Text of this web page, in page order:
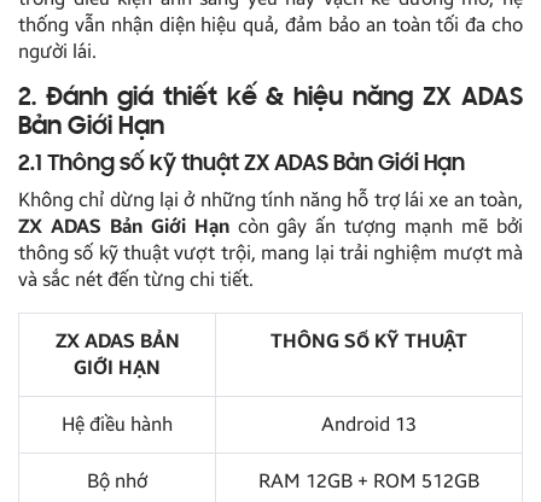
thống vẫn nhận diện hiệu quả, đảm bảo an toàn tối đa cho
người lái.
2. Đánh giá thiết kế & hiệu năng ZX ADAS
Bản Giới Hạn
2.1 Thông số kỹ thuật ZX ADAS Bản Giới Hạn
Không chỉ dừng lại ở những tính năng hỗ trợ lái xe an toàn,
ZX ADAS Bản Giới Hạncòn gây ấn tượng mạnh mẽ bởi
thông số kỹ thuật vượt trội, mang lại trải nghiệm mượt mà
và sắc nét đến từng chi tiết.
ZX ADAS BẢN
GIỚI HẠN
THÔNG SỐ KỸ THUẬT
Hệ điều hành Android 13
Bộ nhớ RAM 12GB + ROM 512GB